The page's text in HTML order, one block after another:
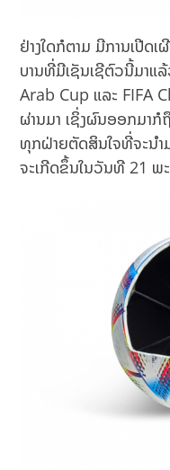
ຢ່າງໃດກໍຕາມ ມີການເປີດ
ບານທີ່ມີເຊັນເຊີຕົວນີ້ມາແ
Arab Cup ແລະ FIFA
ຜ່ານມາ ເຊິ່ງຜົນອອກມາກໍ
ທຸກຝ່າຍຕັດສິນໃຈທີ່ຈະນຳ
ຈະເກີດຂຶ້ນໃນວັນທີ 21